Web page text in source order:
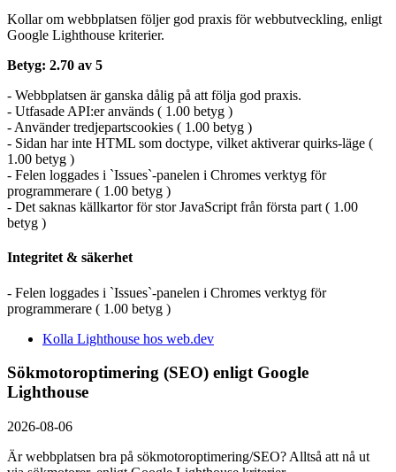
Kollar om webbplatsen följer god praxis för webbutveckling, enligt
Google Lighthouse kriterier.
Betyg: 2.70 av 5
- Webbplatsen är ganska dålig på att följa god praxis.
- Utfasade API:er används ( 1.00 betyg )
- Använder tredjepartscookies ( 1.00 betyg )
- Sidan har inte HTML som doctype, vilket aktiverar quirks-läge (
1.00 betyg )
- Felen loggades i `Issues`-panelen i Chromes verktyg för
programmerare ( 1.00 betyg )
- Det saknas källkartor för stor JavaScript från första part ( 1.00
betyg )
Integritet & säkerhet
- Felen loggades i `Issues`-panelen i Chromes verktyg för
programmerare ( 1.00 betyg )
Kolla Lighthouse hos web.dev
Sökmotoroptimering (SEO) enligt Google
Lighthouse
2026-08-06
Är webbplatsen bra på sökmotoroptimering/SEO? Alltså att nå ut